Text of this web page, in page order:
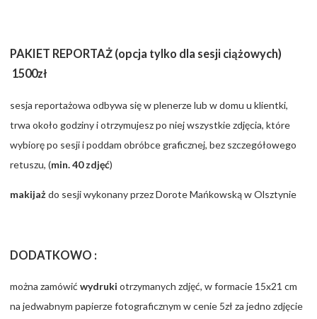
PAKIET REPORTAŻ (opcja tylko dla sesji ciążowych)
1500zł
sesja reportażowa odbywa się w plenerze lub w domu u klientki,
trwa około godziny i otrzymujesz po niej wszystkie zdjęcia, które
wybiorę po sesji i poddam obróbce graficznej, bez szczegółowego
retuszu, (min. 40 zdjęć)
makijaż do sesji wykonany przez Dorote Mańkowską w Olsztynie
DODATKOWO :
można zamówić wydruki otrzymanych zdjęć, w formacie 15x21 cm
na jedwabnym papierze fotograficznym w cenie 5zł za jedno zdjęcie